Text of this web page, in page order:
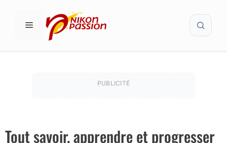
MENU
PUBLICITÉ
Tout savoir, apprendre et progresser